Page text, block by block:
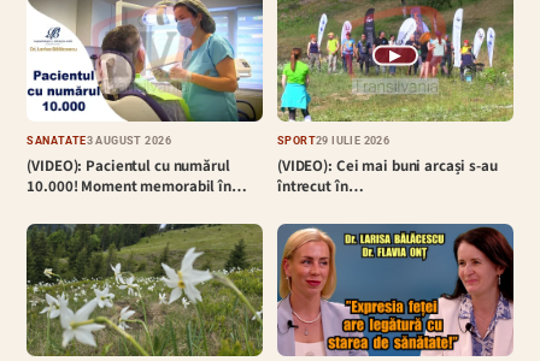
SĂNĂTATE3 AUGUST 2026
(VIDEO): Pacientul cu numărul
10.000! Moment memorabil în…
▶
SPORT29 IULIE 2026
(VIDEO): Cei mai buni arcași s-au
întrecut în…